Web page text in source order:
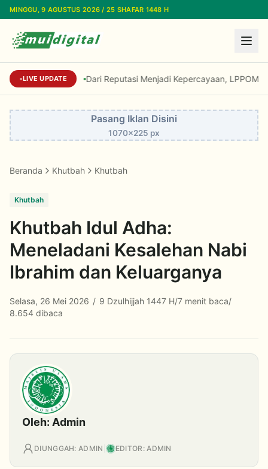
Lewati ke konten utama
MINGGU, 9 AGUSTUS 2026 / 25 SHAFAR 1448 H
LIVE UPDATE Dari Reputasi Menjadi Kepercayaan, LPPOM
Pasang Iklan Disini
1070x225 px
Beranda Khutbah Khutbah
Khutbah
Khutbah Idul Adha:
Meneladani Kesalehan Nabi
Ibrahim dan Keluarganya
Selasa, 26 Mei 2026 / 9 Dzulhijjah 1447 H/7 menit baca/
8.654 dibaca
Oleh: Admin
DIUNGGAH: ADMIN EDITOR: ADMIN